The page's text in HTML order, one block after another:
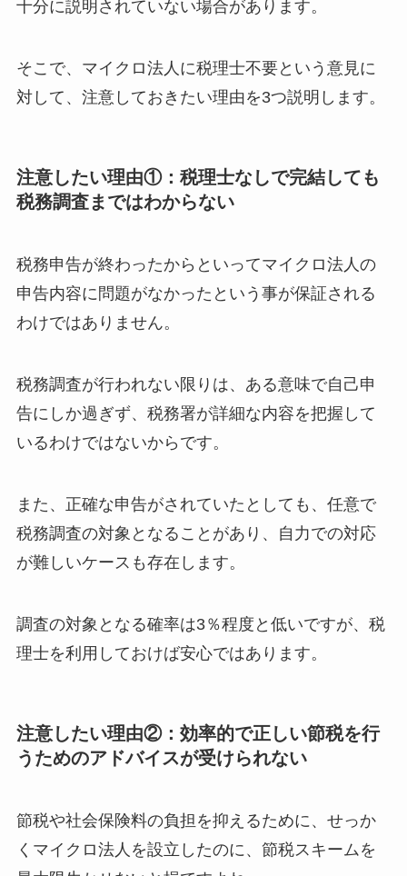
十分に説明されていない場合があります。
そこで、マイクロ法人に税理士不要という意見に
対して、注意しておきたい理由を3つ説明します。
注意したい理由①：税理士なしで完結しても
税務調査まではわからない
税務申告が終わったからといってマイクロ法人の
申告内容に問題がなかったという事が保証される
わけではありません。
税務調査が行われない限りは、ある意味で自己申
告にしか過ぎず、税務署が詳細な内容を把握して
いるわけではないからです。
また、正確な申告がされていたとしても、任意で
税務調査の対象となることがあり、自力での対応
が難しいケースも存在します。
調査の対象となる確率は3％程度と低いですが、税
理士を利用しておけば安心ではあります。
注意したい理由②：効率的で正しい節税を行
うためのアドバイスが受けられない
節税や社会保険料の負担を抑えるために、せっか
くマイクロ法人を設立したのに、節税スキームを